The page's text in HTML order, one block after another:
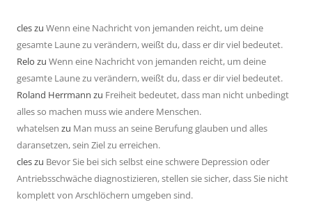
cleszu Wenn eine Nachricht von jemanden reicht, um deine
gesamte Laune zu verändern, weißt du, dass er dir viel bedeutet.
Relo zu Wenn eine Nachricht von jemanden reicht, um deine
gesamte Laune zu verändern, weißt du, dass er dir viel bedeutet.
Roland Herrmann zu Freiheit bedeutet, dass man nicht unbedingt
alles so machen muss wie andere Menschen.
whatelsen zu Man muss an seine Berufung glauben und alles
daransetzen, sein Ziel zu erreichen.
cleszu Bevor Sie bei sich selbst eine schwere Depression oder
Antriebsschwäche diagnostizieren, stellen sie sicher, dass Sie nicht
komplett von Arschlöchern umgeben sind.